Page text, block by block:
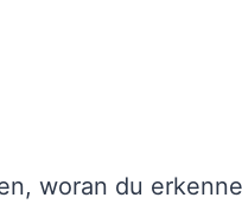
woran du